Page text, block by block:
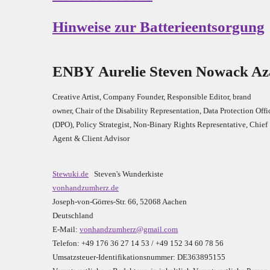
Hinweise zur Batterieentsorgung
ENBY Aurelie Steven Nowack
Creative Artist, Company Founder, Responsible Editor, brand
owner, Chair of the Disability Representation, Data Protection
(DPO), Policy Strategist, Non-Binary Rights Representative, Chief
Agent & Client Advisor
Stewuki.de Steven's Wunderkiste
vonhandzumherz.de
Joseph-von-Görres-Str. 66, 52068 Aachen
Deutschland
E-Mail: vonhandzumherz@gmail.com
Telefon: +49 176 36 27 14 53 / +49 152 34 60 78 56
Umsatzsteuer-Identifikationsnummer: DE363895155